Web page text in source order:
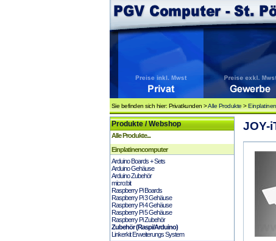
Sie befinden sich hier: Privatkunden >Alle Produkte >
Produkte / Webshop
Alle Produkte...
Einplatinencomputer
Arduino Boards + Sets
Arduino Gehäuse
Arduino Zubehör
micro:bit
Raspberry Pi Boards
Raspberry Pi 3 Gehäuse
Raspberry Pi 4 Gehäuse
Raspberry Pi 5 Gehäuse
Raspberry Pi Zubehör
Zubehör (Raspi/Arduino)
Linkerkit Erweiterungs System
JOY-